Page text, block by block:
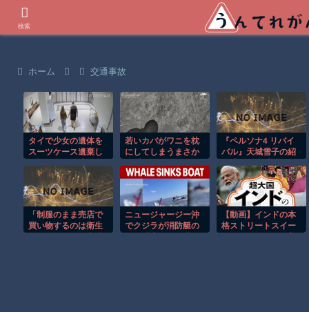
ホーム 交通事故
タイで少女の遺体を
スーツケース遺棄し
視映像。
若いカバがワニを枕
にしてしまうまさか
『ペルソナ4 リバイ
バル』天城雪子の紹
っかり者なのに“天然
気味"なギャップ…幼
馴染・千枝に助けら
れる姿にも注目
「制服のまま売店で
買い物するのは衛生
ニュージャージー沖
でクジラが消防艇の
【動画】インドの本
格ストリートスイー
検索